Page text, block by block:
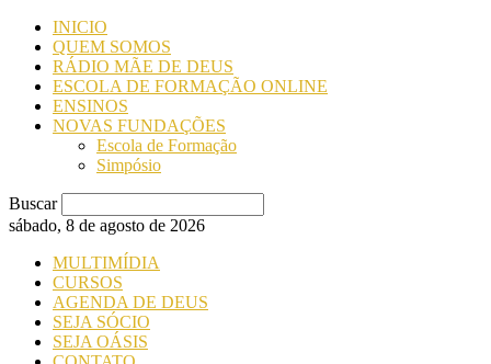
INICIO
QUEM SOMOS
RÁDIO MÃE DE DEUS
ESCOLA DE FORMAÇÃO ONLINE
ENSINOS
NOVAS FUNDAÇÕES
Escola de Formação
Simpósio
Buscar
sábado, 8 de agosto de 2026
MULTIMÍDIA
CURSOS
AGENDA DE DEUS
SEJA SÓCIO
SEJA OÁSIS